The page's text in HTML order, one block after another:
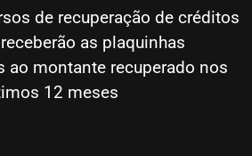
de recuperação de créditos
as plaquinhas
ao montante recuperado nos
12 meses